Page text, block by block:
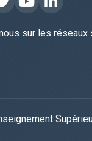
sur les réseaux